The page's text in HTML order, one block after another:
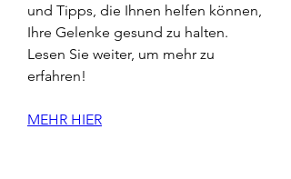
und Tipps, die Ihnen helfen können,
Ihre Gelenke gesund zu halten.
Lesen Sie weiter, um mehr zu
erfahren!
MEHR HIER